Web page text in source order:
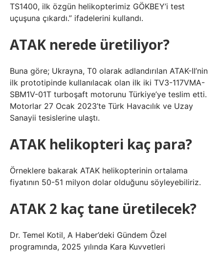
TS1400, ilk özgün helikopterimiz GÖKBEY’i test
uçuşuna çıkardı.” ifadelerini kullandı.
ATAK nerede üretiliyor?
Buna göre; Ukrayna, T0 olarak adlandırılan ATAK-II’nin
ilk prototipinde kullanılacak olan ilk iki TV3-117VMA-
SBM1V-01T turboşaft motorunu Türkiye’ye teslim etti.
Motorlar 27 Ocak 2023’te Türk Havacılık ve Uzay
Sanayii tesislerine ulaştı.
ATAK helikopteri kaç para?
Örneklere bakarak ATAK helikopterinin ortalama
fiyatının 50-51 milyon dolar olduğunu söyleyebiliriz.
ATAK 2 kaç tane üretilecek?
Dr. Temel Kotil, A Haber’deki Gündem Özel
programında, 2025 yılında Kara Kuvvetleri